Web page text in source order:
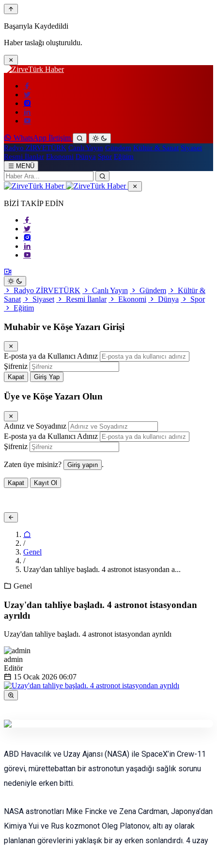
Başarıyla Kaydedildi
Haber taslağı oluşturuldu.
WhatsApp İletişim
Radyo ZİRVETÜRK Canlı Yayın Gündem Kültür & Sanat Siyaset
Resmi İlanlar Ekonomi Dünya Spor Eğitim
MENÜ
BİZİ TAKİP EDİN
Radyo ZİRVETÜRK Canlı Yayın Gündem
Kültür &
Sanat
Siyaset Resmi İlanlar Ekonomi Dünya
Spor
Eğitim
Muhabir ve Köşe Yazarı Girişi
E-posta ya da Kullanıcı Adınız
Şifreniz
Kapat Giriş Yap
Üye ve Köşe Yazarı Olun
Adınız ve Soyadınız
E-posta ya da Kullanıcı Adınız
Şifreniz
Zaten üye misiniz? Giriş yapın .
Kapat Kayıt Ol
/
Genel
/
Uzay'dan tahliye başladı. 4 astronot istasyondan a...
Genel
Uzay'dan tahliye başladı. 4 astronot istasyondan
ayrıldı
Uzay'dan tahliye başladı. 4 astronot istasyondan ayrıldı
admin
Editör
15 Ocak 2026 06:07
ABD Havacılık ve Uzay Ajansı (NASA) ile SpaceX’in Crew-11
görevi, mürettebattan bir astronotun yaşadığı sağlık sorunu
nedeniyle erken bitti.
NASA astronotları Mike Fincke ve Zena Cardman, Japonya’dan
Kimiya Yui ve Rus kozmonot Oleg Platonov, altı ay olarak
planlanan görevlerini yaklaşık bir ay erken sonlandırdı. 4 uzay